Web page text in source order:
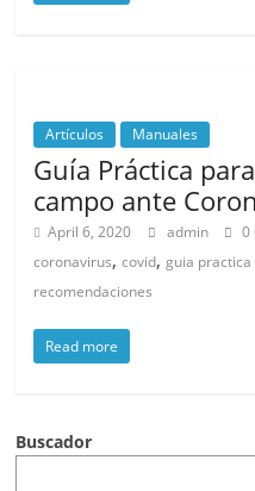
Artículos Manuales
Guía Práctica
campo ante
April 6, 2020 admin 0
coronavirus,covid, guia
recomendaciones
Read more
Buscador